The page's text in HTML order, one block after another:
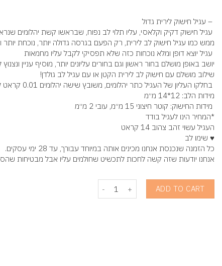
– עגיל חישוק לירית גדול
עגיל חישוק דקיק וקלאסי, עליו תלוי לב נפוח, שבראשו קשת יהלומים
ממש כמו עגיל חישוק לב לירית, רק הפעם בגרסה גדולה יותר, נוכחת יותר
עגיל יוצא דופן ומלא נוכחות כזה שלא תפסיקי לקבל עליו מחמאות
יושב באופן מושלם בחור ראשון וגם בחורים עליונים יותר, מוסיף עניין ונצנוץ
שילוב מושלם עם חישוק לב לירית הקטן או עם עגיל לב גולדן!
בחלקו העליון של העגיל כתר יהלומים, משובץ שישה יהלומים 0.01 קראט ליחידה (ניקיון VS, צבע H)
מידות הלב: 12*14 מ״מ
מידות החישוק: קוטר חיצוני 15 מ״מ, עובי 2 מ״מ
*המחיר הינו לעגיל בודד
העגיל עשוי זהב צהוב 14 קראט
♥ שימו לב
כל הזמנה שנכנסת אנחנו מכינים אותה במיוחד עבורך, עד 28 ימי עסקים.
אנחנו יודעות שזה קשה לחכות לתכשיט שחולמים עליו אבל מבטיחות
Ira Lirit Earring quantityADD TO CART